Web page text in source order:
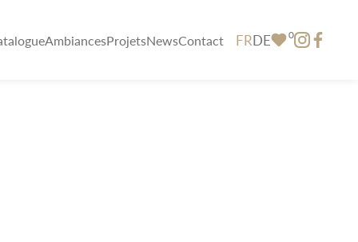
AmbiancesProjetsNewsContact FRDE 0